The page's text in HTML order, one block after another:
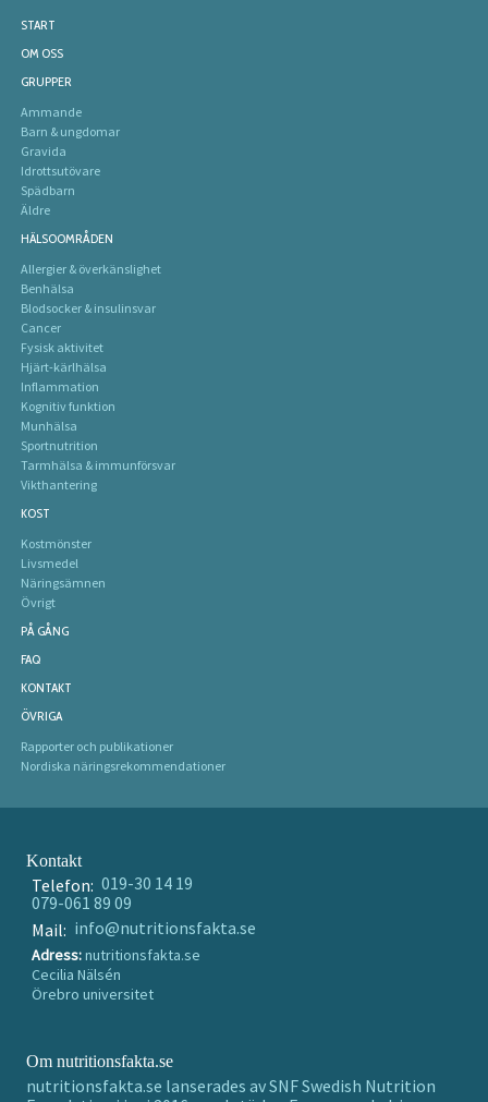
START
OM OSS
GRUPPER
Ammande
Barn & ungdomar
Gravida
Idrottsutövare
Spädbarn
Äldre
HÄLSOOMRÅDEN
Allergier & överkänslighet
Benhälsa
Blodsocker & insulinsvar
Cancer
Fysisk aktivitet
Hjärt-kärlhälsa
Inflammation
Kognitiv funktion
Munhälsa
Sportnutrition
Tarmhälsa & immunförsvar
Vikthantering
KOST
Kostmönster
Livsmedel
Näringsämnen
Övrigt
PÅ GÅNG
FAQ
KONTAKT
ÖVRIGA
Rapporter och publikationer
Nordiska näringsrekommendationer
Kontakt
Telefon: 019-30 14 19
079-061 89 09
Mail: info@nutritionsfakta.se
Adress:nutritionsfakta.se
Cecilia Nälsén
Örebro universitet
Om nutritionsfakta.se
nutritionsfakta.se lanserades av SNF Swedish Nutrition